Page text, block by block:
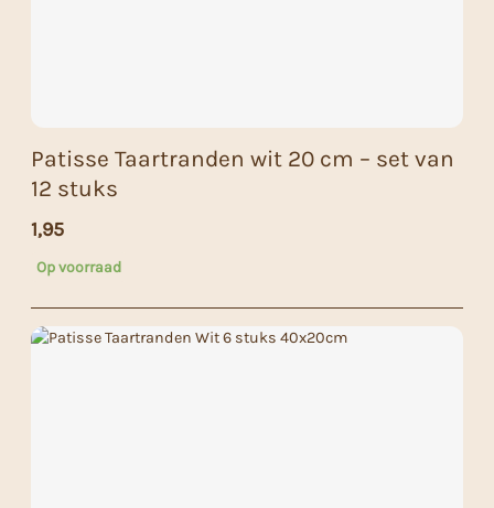
Patisse Taartranden wit 20 cm – set van
12 stuks
1,95
Op voorraad